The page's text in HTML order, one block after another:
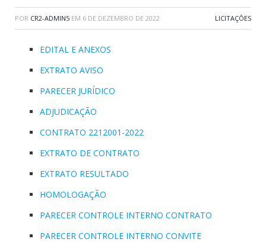
POR CR2-ADMIN5 EM 6 DE DEZEMBRO DE 2022 LICITAÇÕES
EDITAL E ANEXOS
EXTRATO AVISO
PARECER JURÍDICO
ADJUDICAÇÃO
CONTRATO 2212001-2022
EXTRATO DE CONTRATO
EXTRATO RESULTADO
HOMOLOGAÇÃO
PARECER CONTROLE INTERNO CONTRATO
PARECER CONTROLE INTERNO CONVITE